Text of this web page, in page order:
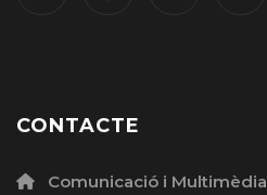
CONTACTE
Comunicació i Multimèdia